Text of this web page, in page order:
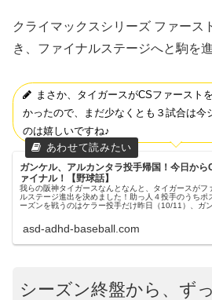
クライマックスシリーズ ファース
き、ファイナルステージへと駒を
まさか、タイガースがCSファースト
かったので、まだ少なくとも３試合は今
のは嬉しいですね♪
ガンケル、アルカンタラ投手帰国！今日から
ァイナル！【野球話】
我らの阪神タイガースなんとなんと、タイガースがフ
ルステージ進出を決めました！助っ人４投手のうちポ
ーズンを戦うのはケラー投手だけ昨日（10/11）、ガン
asd-adhd-baseball.com
シーズン終盤から、ず